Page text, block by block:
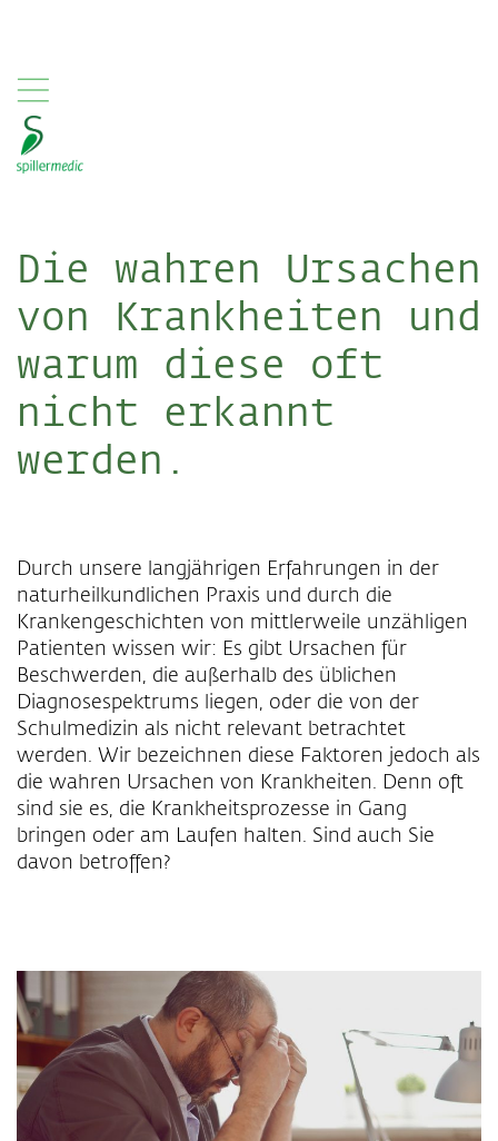
,
Die wahren Ursachen
von Krankheiten und
warum diese oft
nicht erkannt
werden.
Durch unsere langjährigen Erfahrungen in der
naturheilkundlichen Praxis und durch die
Krankengeschichten von mittlerweile unzähligen
Patienten wissen wir: Es gibt Ursachen für
Beschwerden, die außerhalb des üblichen
Diagnosespektrums liegen, oder die von der
Schulmedizin als nicht relevant betrachtet
werden. Wir bezeichnen diese Faktoren jedoch als
die wahren Ursachen von Krankheiten. Denn oft
sind sie es, die Krankheitsprozesse in Gang
bringen oder am Laufen halten. Sind auch Sie
davon betroffen?